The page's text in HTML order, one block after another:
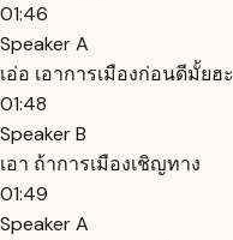
01:46
Speaker A
เอ่อ เอาการเมืองก่อนดีมั้ยฮะ
01:48
Speaker B
เอา ถ้าการเมืองเชิญทาง
01:49
Speaker A